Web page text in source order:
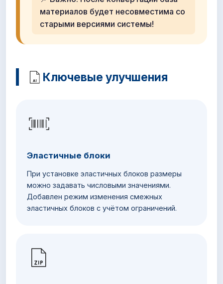
материалов будет несовместима со
старыми версиями системы!
Ключевые улучшения
Эластичные блоки
При установке эластичных блоков размеры
можно задавать числовыми значениями.
Добавлен режим изменения смежных
эластичных блоков с учётом ограничений.